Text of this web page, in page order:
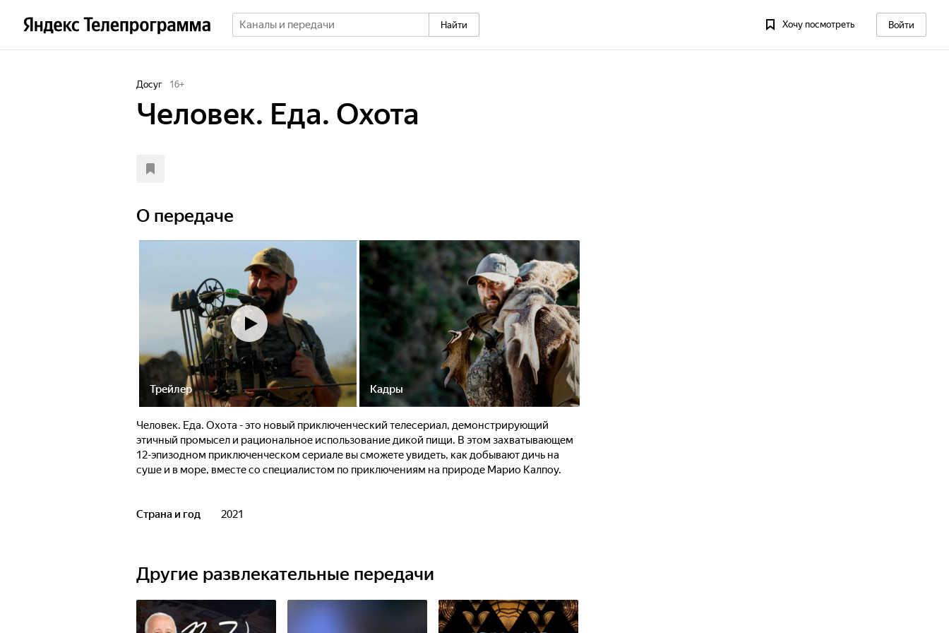
Найти Хочу посмотреть Войти
Досуг 16+
Человек. Еда. Охота
О передаче
Трейлер Кадры
Человек. Еда. Охота - это новый приключенческий телесериал, демонстрирующий
этичный промысел и рациональное использование дикой пищи. В этом захватывающем
12-эпизодном приключенческом сериале вы сможете увидеть, как добывают дичь на
суше и в море, вместе со специалистом по приключениям на природе Марио Калпоу.
Страна и год 2021
Другие развлекательные передачи